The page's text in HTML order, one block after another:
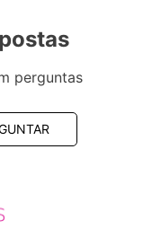
perguntas